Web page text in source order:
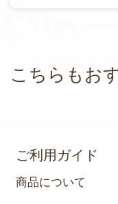
こちらもお
ご利用ガイド
商品について